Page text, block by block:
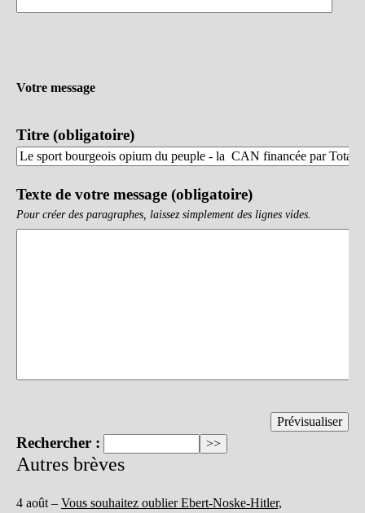
Votre message
Titre (obligatoire)
Texte de votre message (obligatoire)
Pour créer des paragraphes, laissez simplement des lignes vides.
Rechercher :
Autres brèves
4 août – Vous souhaitez oublier Ebert-Noske-Hitler,